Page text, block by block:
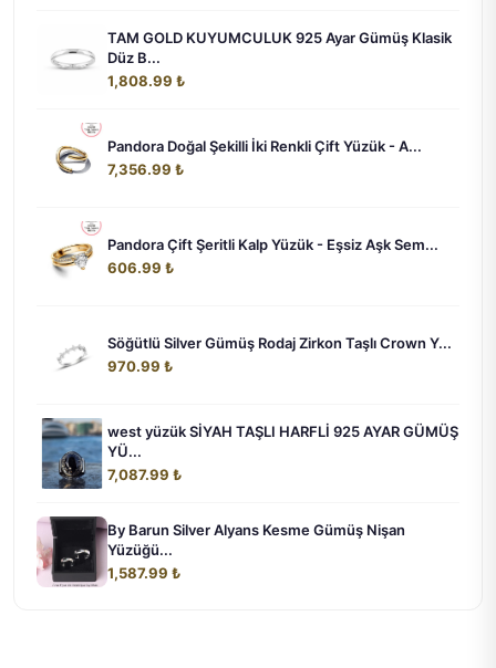
TAM GOLD KUYUMCULUK 925 Ayar Gümüş Klasik
Düz B...
1,808.99 ₺
Pandora Doğal Şekilli İki Renkli Çift Yüzük - A...
7,356.99 ₺
Pandora Çift Şeritli Kalp Yüzük - Eşsiz Aşk Sem...
606.99 ₺
Söğütlü Silver Gümüş Rodaj Zirkon Taşlı Crown Y...
970.99 ₺
west yüzük SİYAH TAŞLI HARFLİ 925 AYAR GÜMÜŞ
YÜ...
7,087.99 ₺
By Barun Silver Alyans Kesme Gümüş Nişan
Yüzüğü...
1,587.99 ₺